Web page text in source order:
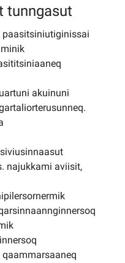
tunngasut
akuinuni
najukkami aviisit,